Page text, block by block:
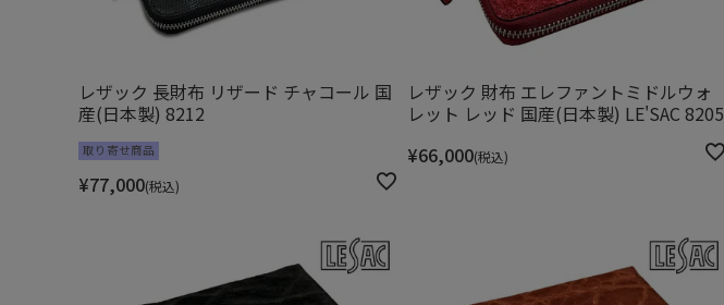
レザック 長財布 リザード チャコール 国
産(日本製) 8212
取り寄せ商品
¥77,000 税込
レザック 財布 エレファントミドルウォ
レット レッド 国産(日本製) LE'SAC 8205
¥66,000 税込